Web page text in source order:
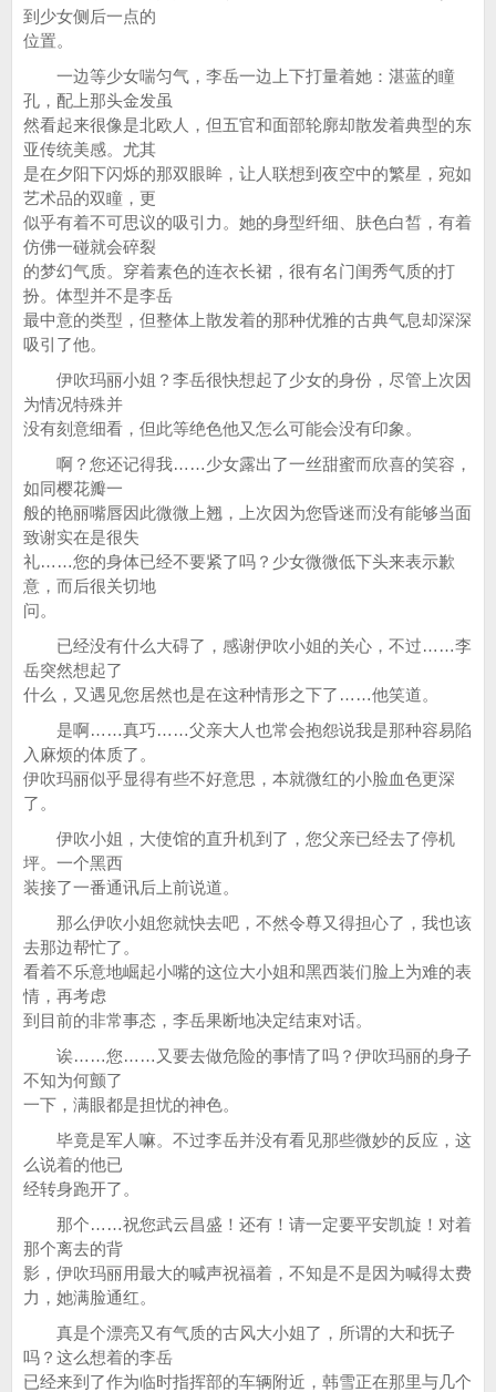
到少女侧后一点的
位置。
一边等少女喘匀气，李岳一边上下打量着她：湛蓝的瞳
孔，配上那头金发虽
然看起来很像是北欧人，但五官和面部轮廓却散发着典型的东
亚传统美感。尤其
是在夕阳下闪烁的那双眼眸，让人联想到夜空中的繁星，宛如
艺术品的双瞳，更
似乎有着不可思议的吸引力。她的身型纤细、肤色白皙，有着
仿佛一碰就会碎裂
的梦幻气质。穿着素色的连衣长裙，很有名门闺秀气质的打
扮。体型并不是李岳
最中意的类型，但整体上散发着的那种优雅的古典气息却深深
吸引了他。
伊吹玛丽小姐？李岳很快想起了少女的身份，尽管上次因
为情况特殊并
没有刻意细看，但此等绝色他又怎么可能会没有印象。
啊？您还记得我……少女露出了一丝甜蜜而欣喜的笑容，
如同樱花瓣一
般的艳丽嘴唇因此微微上翘，上次因为您昏迷而没有能够当面
致谢实在是很失
礼……您的身体已经不要紧了吗？少女微微低下头来表示歉
意，而后很关切地
问。
已经没有什么大碍了，感谢伊吹小姐的关心，不过……李
岳突然想起了
什么，又遇见您居然也是在这种情形之下了……他笑道。
是啊……真巧……父亲大人也常会抱怨说我是那种容易陷
入麻烦的体质了。
伊吹玛丽似乎显得有些不好意思，本就微红的小脸血色更深
了。
伊吹小姐，大使馆的直升机到了，您父亲已经去了停机
坪。一个黑西
装接了一番通讯后上前说道。
那么伊吹小姐您就快去吧，不然令尊又得担心了，我也该
去那边帮忙了。
看着不乐意地崛起小嘴的这位大小姐和黑西装们脸上为难的表
情，再考虑
到目前的非常事态，李岳果断地决定结束对话。
诶……您……又要去做危险的事情了吗？伊吹玛丽的身子
不知为何颤了
一下，满眼都是担忧的神色。
毕竟是军人嘛。不过李岳并没有看见那些微妙的反应，这
么说着的他已
经转身跑开了。
那个……祝您武云昌盛！还有！请一定要平安凯旋！对着
那个离去的背
影，伊吹玛丽用最大的喊声祝福着，不知是不是因为喊得太费
力，她满脸通红。
真是个漂亮又有气质的古风大小姐了，所谓的大和抚子
吗？这么想着的李岳
已经来到了作为临时指挥部的车辆附近，韩雪正在那里与几个